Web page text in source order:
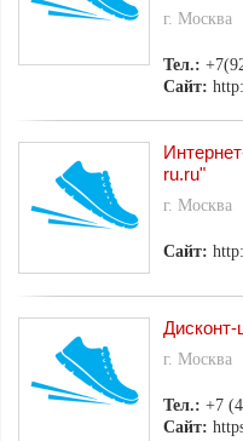
г. Москва
Тел.:
Сайт:
ru.ru"
г. Москва
Сайт:
Дисконт-
г. Москва
Тел.:+7
Сайт: